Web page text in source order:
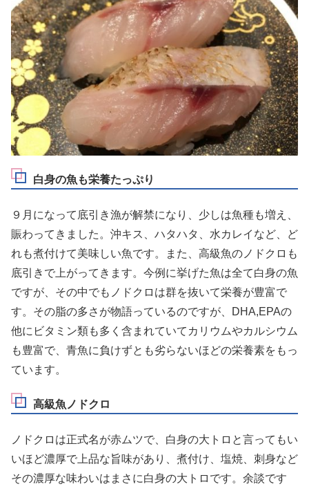
白身の魚も栄養たっぷり
９月になって底引き漁が解禁になり、少しは魚種も増え、
賑わってきました。沖キス、ハタハタ、水カレイなど、ど
れも煮付けて美味しい魚です。また、高級魚のノドクロ も
底引きで上がってきます。今例に挙げた魚は全て白身の魚
ですが、その中でもノドクロは群を抜いて栄養が豊富で
す。その脂の多さが物語っているのですが、DHA,EPAの
他にビタミン類も多く含まれていてカリウムやカルシウム
も豊富で、青魚に負けずとも劣らないほどの栄養素をもっ
ています。
高級魚ノドクロ
ノドクロは正式名が赤ムツで、 白身の大トロ と言ってもい
いほど濃厚で上品な旨味があり、煮付け、塩焼、刺身など
その濃厚な味わいはまさに白身の大トロです。余談です